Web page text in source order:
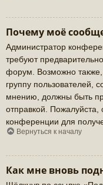
Почему моё
Администратор
требуют
форум. Возможно также,
группу пользователей,
мнению, должны быть
отправкой. Пожалуйста,
конференции для
Вернуться к началу
Как мне вновь